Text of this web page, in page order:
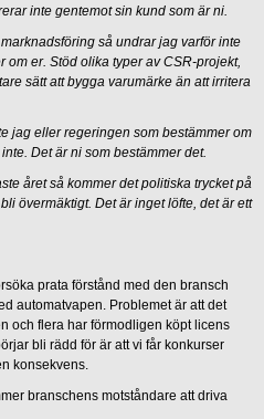
inte gentemot sin kund som är ni.
så undrar jag varför inte
om er. Stöd olika typer av CSR-projekt,
sätt att bygga varumärke än att irritera
jag eller regeringen som bestämmer om
Det är ni som bestämmer det.
året så kommer det politiska trycket på
övermäktigt. Det är inget löfte, det är ett
prata förstånd med den bransch
automatvapen. Problemet är att det
och flera har förmodligen köpt licens
bli rädd för är att vi får konkurser
konsekvens.
branschens motståndare att driva